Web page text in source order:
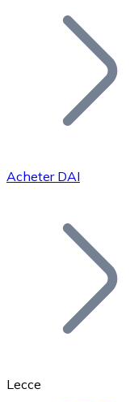
Ajoutez le
Bitcoin
Acheter DAI
Lecce